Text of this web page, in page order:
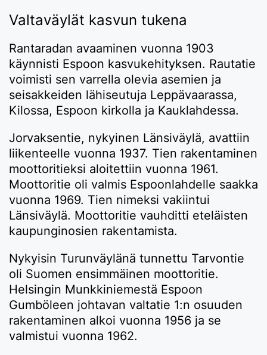
Valtaväylät kasvun tukena
Rantaradan avaaminen vuonna 1903
käynnisti Espoon kasvukehityksen. Rautatie
voimisti sen varrella olevia asemien ja
seisakkeiden lähiseutuja Leppävaarassa,
Kilossa, Espoon kirkolla ja Kauklahdessa.
Jorvaksentie, nykyinen Länsiväylä, avattiin
liikenteelle vuonna 1937. Tien rakentaminen
moottoritieksi aloitettiin vuonna 1961.
Moottoritie oli valmis Espoonlahdelle saakka
vuonna 1969. Tien nimeksi vakiintui
Länsiväylä. Moottoritie vauhditti eteläisten
kaupunginosien rakentamista.
Nykyisin Turunväylänä tunnettu Tarvontie
oli Suomen ensimmäinen moottoritie.
Helsingin Munkkiniemestä Espoon
Gumböleen johtavan valtatie 1:n osuuden
rakentaminen alkoi vuonna 1956 ja se
valmistui vuonna 1962.